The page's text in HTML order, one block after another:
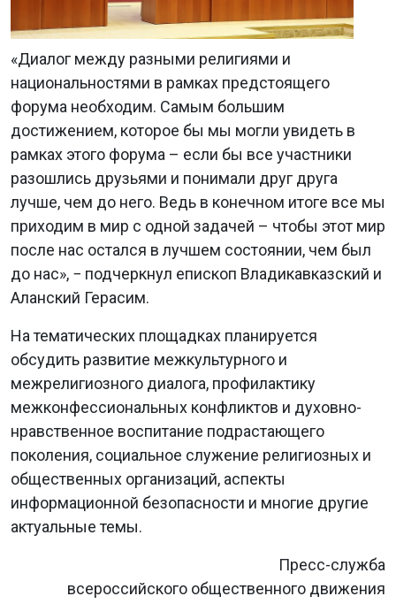
«Диалог между разными религиями и
национальностями в рамках предстоящего
форума необходим. Самым большим
достижением, которое бы мы могли увидеть в
рамках этого форума – если бы все участники
разошлись друзьями и понимали друг друга
лучше, чем до него. Ведь в конечном итоге все мы
приходим в мир с одной задачей – чтобы этот мир
после нас остался в лучшем состоянии, чем был
до нас», − подчеркнул епископ Владикавказский и
Аланский Герасим.
На тематических площадках планируется
обсудить развитие межкультурного и
межрелигиозного диалога, профилактику
межконфессиональных конфликтов и духовно-
нравственное воспитание подрастающего
поколения, социальное служение религиозных и
общественных организаций, аспекты
информационной безопасности и многие другие
актуальные темы.
Пресс-служба
всероссийского общественного движения